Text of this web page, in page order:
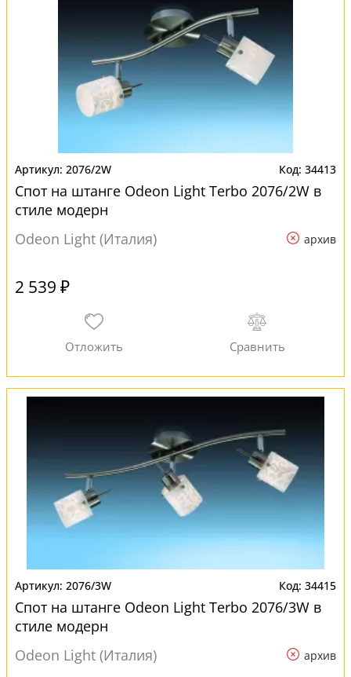
2076/2W 34413
Спот на штанге Odeon Light Terbo 2076/2W в
стиле модерн
Odeon Light (Италия)
архив
2 539 ₽
2076/3W 34415
Спот на штанге Odeon Light Terbo 2076/3W в
стиле модерн
Odeon Light (Италия)
архив